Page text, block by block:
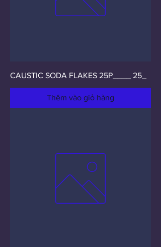
CAUSTIC SODA FLAKES 25P____ 25_
Thêm vào giỏ hàng